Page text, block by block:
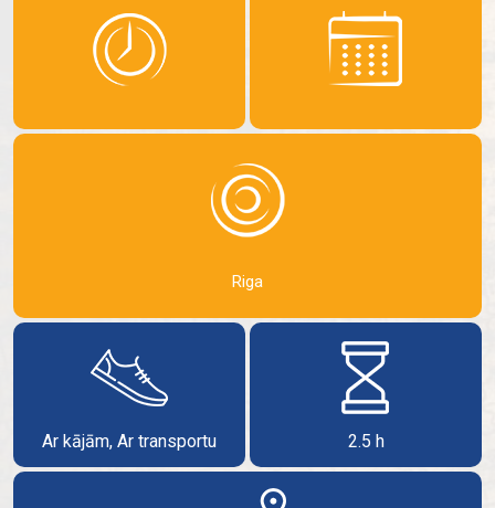
Riga
Ar kājām, Ar transportu 2.5 h